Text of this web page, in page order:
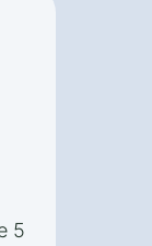
5